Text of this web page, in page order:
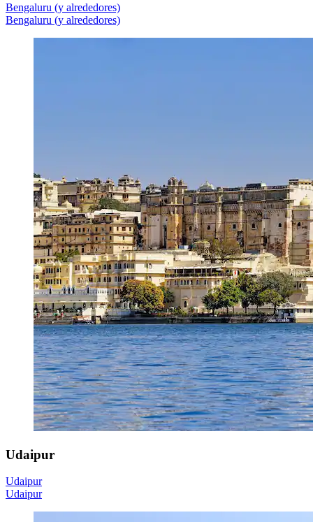
Bengaluru (y alrededores)
Bengaluru (y alrededores)
Udaipur
Udaipur
Udaipur